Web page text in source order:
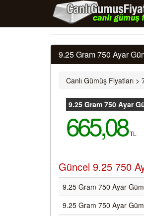
9.25 Gram 750 Ayar
Canlı Gümüş Fiyatları >
9.25 Gram 750 Ayar
665,08 TL
Güncel 9.25 750
9.25 Gram 750 Ayar
9.25 Gram 750 Ayar